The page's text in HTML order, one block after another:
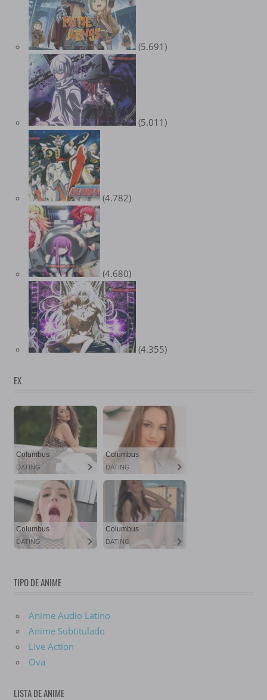
(5.691)
(5.011)
(4.782)
(4.680)
(4.355)
EX
TIPO DE ANIME
Anime Audio Latino
Anime Subtitulado
Live Action
Ova
LISTA DE ANIME